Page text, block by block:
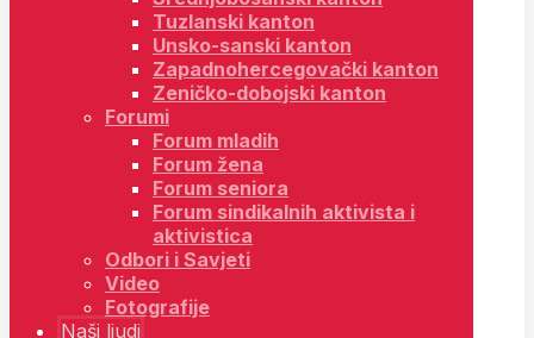
Tuzlanski kanton
Unsko-sanski kanton
Zapadnohercegovački kanton
Zeničko-dobojski kanton
Forumi
Forum mladih
Forum žena
Forum seniora
Forum sindikalnih aktivista i
aktivistica
Odbori i Savjeti
Video
Fotografije
Naši ljudi